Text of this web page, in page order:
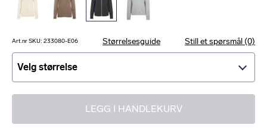
Art.nr SKU: 233080-E06 Størrelsesguide Still et spørsmål (0)
Velg størrelse
LEGG I HANDLEKURV